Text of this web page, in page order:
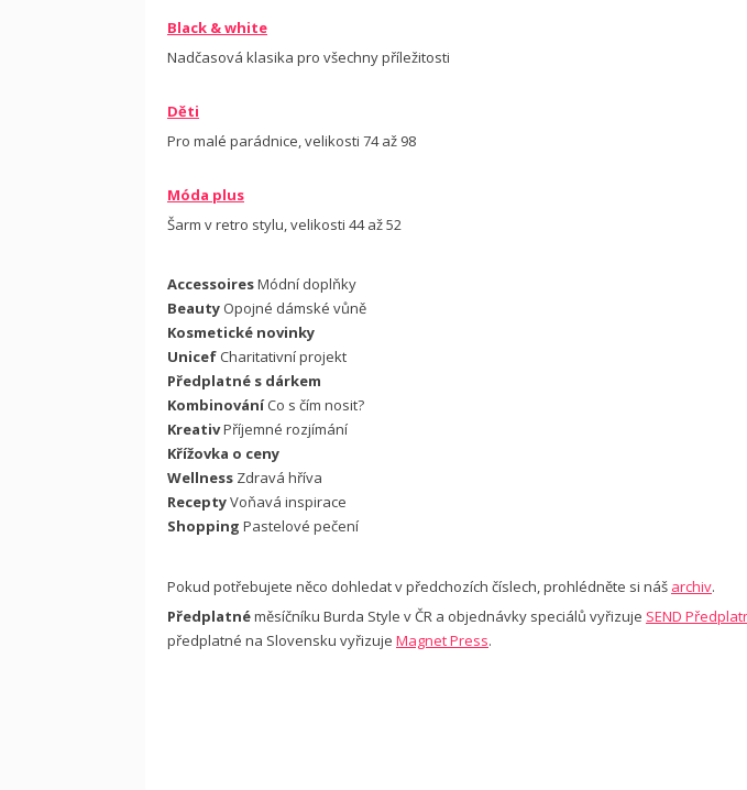
Black & white
Nadčasová klasika pro všechny příležitosti
Děti
Pro malé parádnice, velikosti 74 až 98
Móda plus
Šarm v retro stylu, velikosti 44 až 52
AccessoiresMódní doplňky
Beauty Opojné dámské vůně
Kosmetické novinky
Unicef Charitativní projekt
Předplatné s dárkem
KombinováníCo s čím nosit?
KreativPříjemné rozjímání
Křížovka o ceny
Wellness Zdravá hříva
ReceptyVoňavá inspirace
Shopping Pastelové pečení
Pokud potřebujete něco dohledat v předchozích číslech, prohlédněte si náš archiv.
Předplatnéměsíčníku Burda Style v ČR a objednávky speciálů vyřizuje SEND
předplatné na Slovensku vyřizuje Magnet Press.